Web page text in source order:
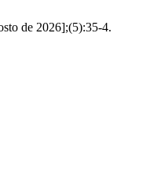
de 2026];(5):35-4.